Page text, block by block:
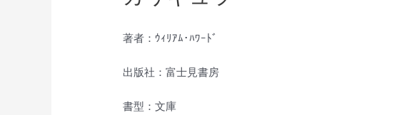
著者：ｳｨﾘｱﾑ･ﾊﾜｰﾄﾞ
出版社：富士見書房
書型：文庫